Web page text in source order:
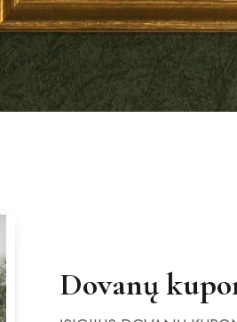
Dovanų